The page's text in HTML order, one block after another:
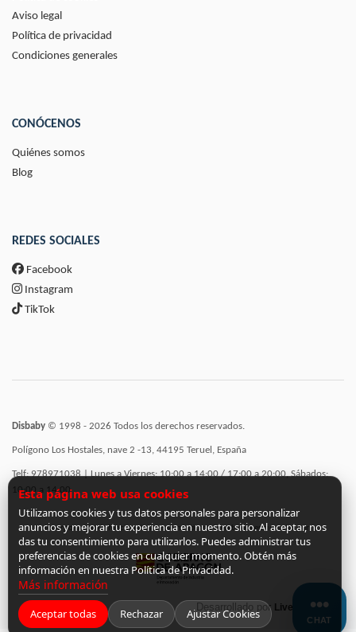
Aviso legal
Política de privacidad
Condiciones generales
CONÓCENOS
Quiénes somos
Blog
REDES SOCIALES
Facebook
Instagram
TikTok
Disbaby © 1998 - 2026 Todos los derechos reservados.
Polígono Los Hostales, nave 2 -13, 44195 Teruel, España
Telf: 978971038 | Lunes a Viernes: 10:00 a 14:00 / 17:00 a 20:00, Sábados:
10:00 a 14:00
Incorporación de funcionalidades semánticas a la web subvencionadas por:
Desarrollado por LiveCommerce
Esta página web usa cookies
Utilizamos cookies y tus datos personales para personalizar
anuncios y mejorar tu experiencia en nuestro sitio. Al aceptar, nos
das tu consentimiento para utilizarlos. Puedes administrar tus
preferencias de cookies en cualquier momento. Obtén más
información en nuestra Política de Privacidad.
Más información
Aceptar todas Rechazar Ajustar Cookies